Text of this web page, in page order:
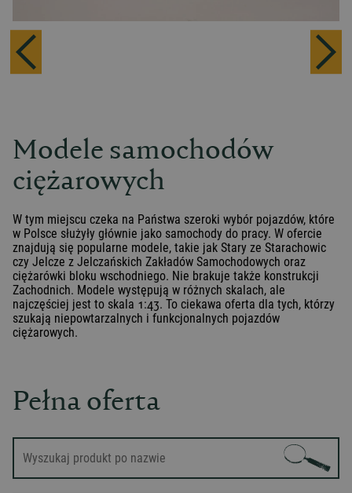
Modele samochodów
ciężarowych
W tym miejscu czeka na Państwa szeroki wybór pojazdów, które
w Polsce służyły głównie jako samochody do pracy. W ofercie
znajdują się popularne modele, takie jak Stary ze Starachowic
czy Jelcze z Jelczańskich Zakładów Samochodowych oraz
ciężarówki bloku wschodniego. Nie brakuje także konstrukcji
Zachodnich. Modele występują w różnych skalach, ale
najczęściej jest to skala 1:43. To ciekawa oferta dla tych, którzy
szukają niepowtarzalnych i funkcjonalnych pojazdów
ciężarowych.
Pełna oferta